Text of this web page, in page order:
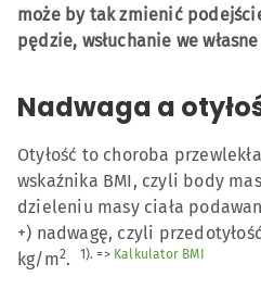
może by tak zmienić
pędzie, wsłuchanie we
Nadwaga a
Otyłość to choroba
wskaźnika BMI, czyli body
dzieleniu masy ciała
+) nadwagę, czyli
kg/m2. 1). => Kalkulator BMI